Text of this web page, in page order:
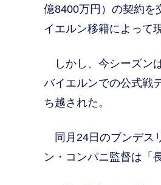
億8400万円）の契約を
イエルン移籍によって
しかし、今シーズン
バイエルンでの公式戦
ち越された。
同月24日のブンデス
ン・コンパニ監督は「